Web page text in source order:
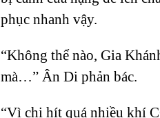
phục nhanh vậy.
“Không thể nào, Gia
mà…” Ân Di phản bác.
“Vì chị hít quá nhiều khí